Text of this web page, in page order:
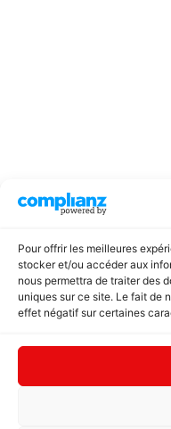
Pour offrir les meilleures
stocker et/ou accéder aux
nous permettra de traiter des
uniques sur ce site. Le fait de
effet négatif sur certaines